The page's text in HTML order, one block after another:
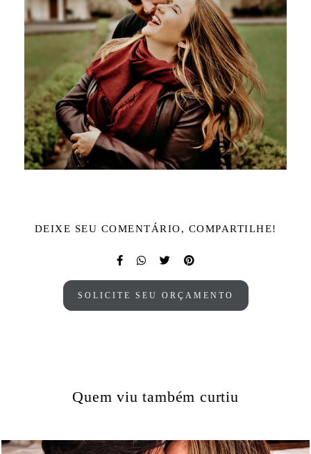
DEIXE SEU COMENTÁRIO, COMPARTILHE!
SOLICITE SEU ORÇAMENTO
Quem viu também curtiu